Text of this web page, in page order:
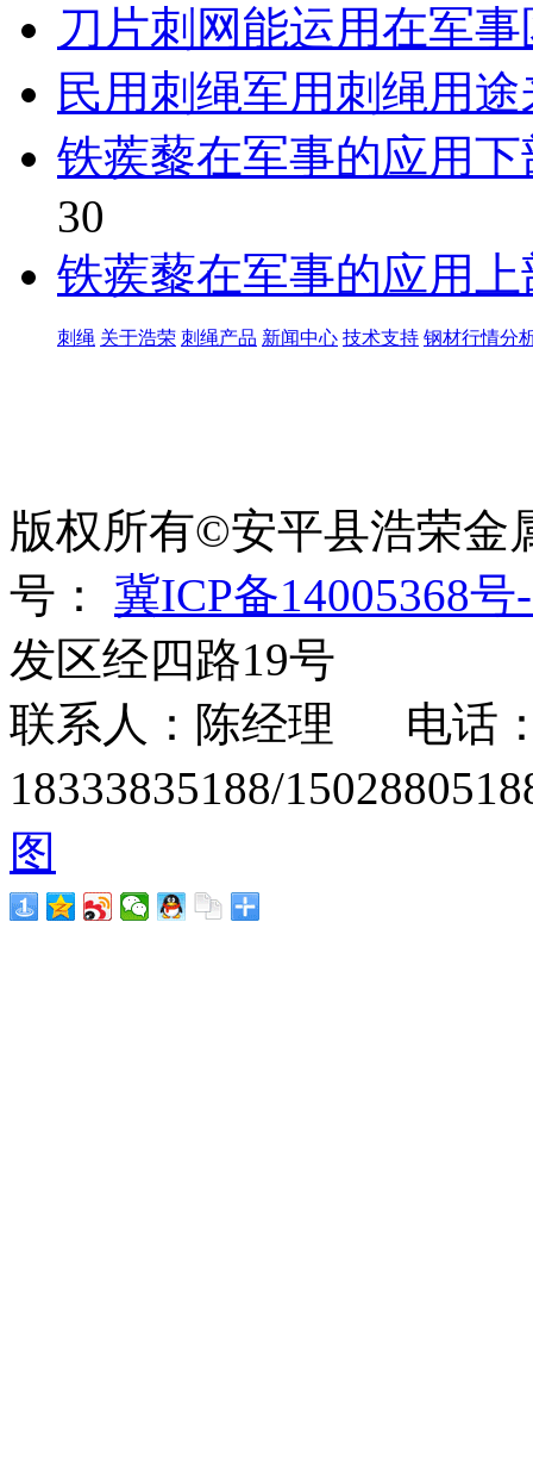
刀片刺网能运用在军
民用刺绳军用刺绳用
铁蒺藜在军事的应用
30
铁蒺藜在军事的应用
刺绳 关于浩荣 刺绳产品 新闻中心 技术支持 钢材行情分
版权所有©安平县浩荣
号： 冀ICP备14005368号
发区经四路19号
联系人：陈经理 电话
18333835188/
图